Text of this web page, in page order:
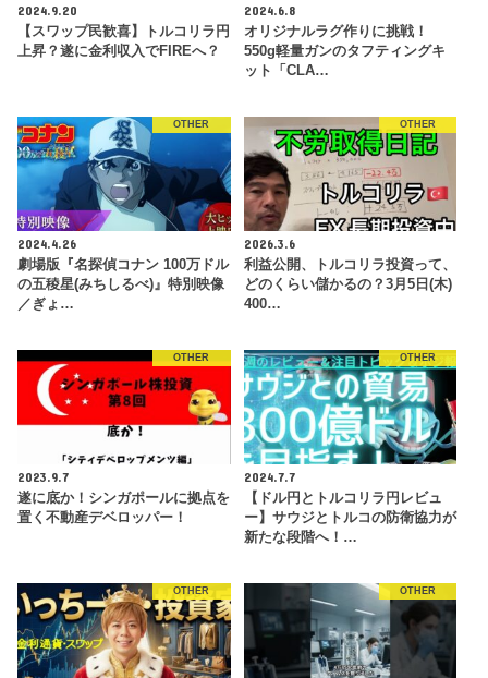
2024.9.20
【スワップ民歓喜】トルコリラ円
上昇？遂に金利収入でFIREへ？
2024.6.8
オリジナルラグ作りに挑戦！
550g軽量ガンのタフティングキ
ット「CLA…
OTHER
2024.4.26
劇場版『名探偵コナン 100万ドル
の五稜星(みちしるべ)』特別映像
／ぎょ…
OTHER
2026.3.6
利益公開、トルコリラ投資って、
どのくらい儲かるの？3月5日(木)
400…
OTHER
2023.9.7
遂に底か！シンガポールに拠点を
置く不動産デベロッパー！
OTHER
2024.7.7
【ドル円とトルコリラ円レビュ
ー】サウジとトルコの防衛協力が
新たな段階へ！…
OTHER OTHER